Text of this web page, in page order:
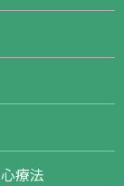
療法